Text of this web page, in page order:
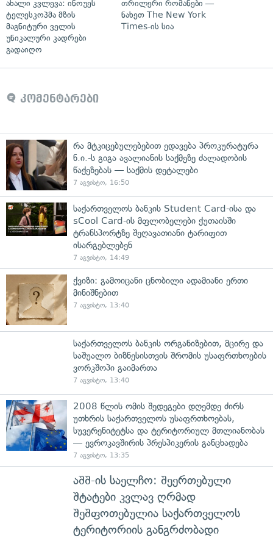
ახალი კვლევა: ინოუეს
ტელესკოპმა მზის
მაგნიტური ველის
უნიკალური კადრები
გადაიღო
თრილერი რომანები —
ნახეთ The New York
Times-ის სია
კომენტარები
რა მტკიცებულებებით ედავება პროკურატურა
ნ.ი.-ს გიგა ავალიანის საქმეზე ძალადობის
წაქეზებას — საქმის დეტალები
7 აგვისტო, 16:50
საქართველოს ბანკის Student Card-ისა და
sCool Card-ის მფლობელები ქუთაისში
ტრანსპორტზე შეღავათიანი ტარიფით
ისარგებლებენ
7 აგვისტო, 14:49
ქვიზი: გამოიცანი ცნობილი ადამიანი ერთი
მინიშნებით
7 აგვისტო, 13:40
საქართველოს ბანკის ორგანიზებით, მცირე და
საშუალო ბიზნესისთვის შრომის უსაფრთხოების
ვორკშოპი გაიმართა
7 აგვისტო, 13:40
2008 წლის ომის შედეგები დღემდე ძირს
უთხრის საქართველოს უსაფრთხოებას,
სუვერენიტეტსა და ტერიტორიულ მთლიანობას
— ევროკავშირის პრესპიკერის განცხადება
7 აგვისტო, 13:35
აშშ-ის საელჩო: შეერთებული
შტატები კვლავ ღრმად
შეშფოთებულია საქართველოს
ტერიტორიის განგრძობადი